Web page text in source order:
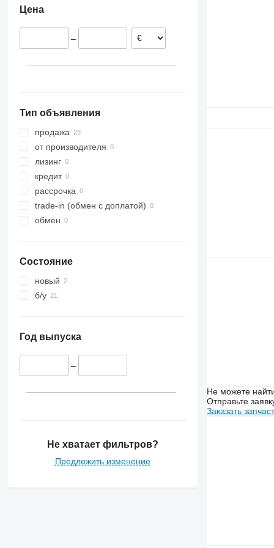
7240
9230
9240
Axial-Flow
CF
STX
1470
2064
2066
2254
2256
2264
3040
4040
5820
7000
7200
7250
7400
7780
8400
8600
9690
Цена
–
Тип объявления
продажа
от производителя
лизинг
кредит
рассрочка
trade-in (обмен с доплатой)
обмен
Состояние
новый
б/у
Год выпуска
–
Не хватает фильтров?
Предложить изменение
Не можете
Отправьте
Заказать